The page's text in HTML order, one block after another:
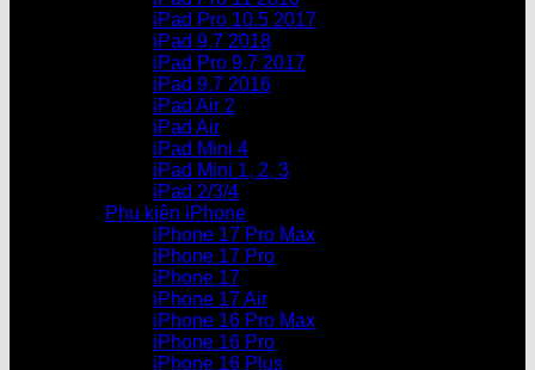
iPad Pro 10.5 2017
iPad 9.7 2018
iPad Pro 9.7 2017
iPad 9.7 2016
iPad Air 2
iPad Air
iPad Mini 4
iPad Mini 1, 2, 3
iPad 2/3/4
Phụ kiện iPhone
iPhone 17 Pro Max
iPhone 17 Pro
iPhone 17
iPhone 17 Air
iPhone 16 Pro Max
iPhone 16 Pro
iPhone 16 Plus